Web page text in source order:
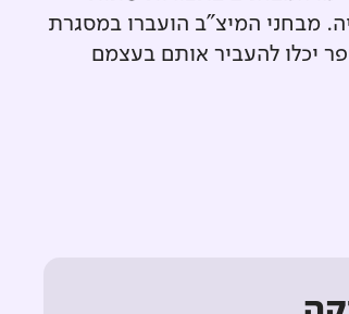
מבחני המיצ"ב הועברו במסגרת
יכלו להעביר אותם בעצמם